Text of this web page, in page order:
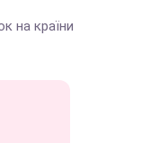
на країни